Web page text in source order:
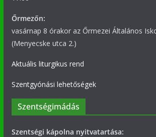
Őrmezőn:
vasárnap 8 órakor az Őrmezei Általános
(Menyecske utca 2.)
Aktuális liturgikus rend
Szentgyónási lehetőségek
Szentségimádás
Szentségi kápolna nyitvatartása: